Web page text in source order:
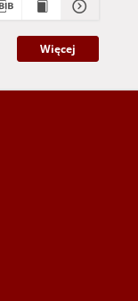
Więcej